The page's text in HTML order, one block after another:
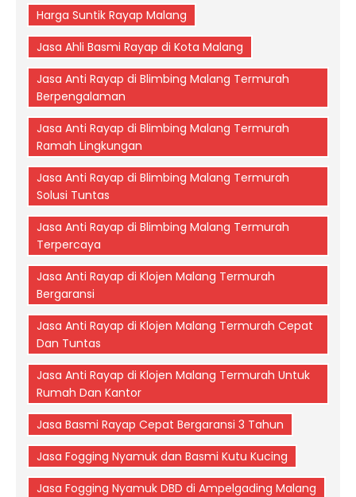
Harga Suntik Rayap Malang
Jasa Ahli Basmi Rayap di Kota Malang
Jasa Anti Rayap di Blimbing Malang Termurah
Berpengalaman
Jasa Anti Rayap di Blimbing Malang Termurah
Ramah Lingkungan
Jasa Anti Rayap di Blimbing Malang Termurah
Solusi Tuntas
Jasa Anti Rayap di Blimbing Malang Termurah
Terpercaya
Jasa Anti Rayap di Klojen Malang Termurah
Bergaransi
Jasa Anti Rayap di Klojen Malang Termurah Cepat
Dan Tuntas
Jasa Anti Rayap di Klojen Malang Termurah Untuk
Rumah Dan Kantor
Jasa Basmi Rayap Cepat Bergaransi 3 Tahun
Jasa Fogging Nyamuk dan Basmi Kutu Kucing
Jasa Fogging Nyamuk DBD di Ampelgading Malang